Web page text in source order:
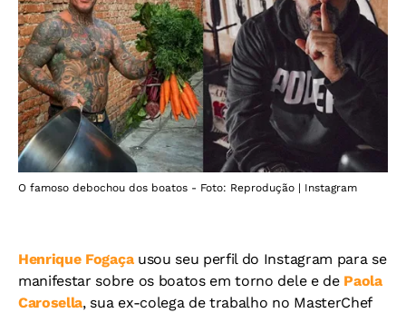
O famoso debochou dos boatos - Foto: Reprodução | Instagram
Henrique Fogaçausou seu perfil do Instagram para se
manifestar sobre os boatos em torno dele e de Paola
Carosella, sua ex-colega de trabalho no MasterChef